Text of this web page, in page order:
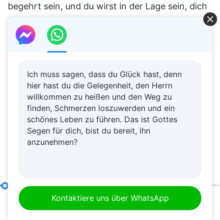
begehrt sein, und du wirst in der Lage sein, dich
Oberschicht und der Unterschicht, in guten wie
in schlechten Kreisen. Wenn du jedoch im Haus
Gottes und vor Gott weiterhin eine solche
Haltung für den Umgang mit der Welt
anwendest, wird das nicht funktionieren. Alle die
verschiedenen Grundsätze, die die Wahrheit
betreffen, erfordern eine gewisse Haltung von
dir, und diese Haltung ist entweder richtig oder
besonders prinzipienfest. Sie erfordern, dass du
einen Standpunkt und deine korrekte Sichtweise
Ich muss sagen, dass du Glück hast, denn
hier hast du die Gelegenheit, den Herrn
willkommen zu heißen und den Weg zu
finden, Schmerzen loszuwerden und ein
schönes Leben zu führen. Das ist Gottes
Segen für dich, bist du bereit, ihn
anzunehmen?
Kontaktiere uns über WhatsAppAbschnitt Zwei